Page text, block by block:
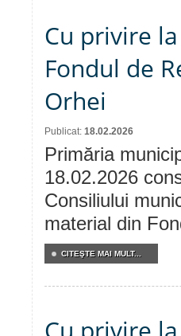
Cu privire
Fondul de
Orhei
Publicat: 18.02.2026
Primăria
18.02.2026
Consiliului
material din
CITEŞTE MAI MULT...